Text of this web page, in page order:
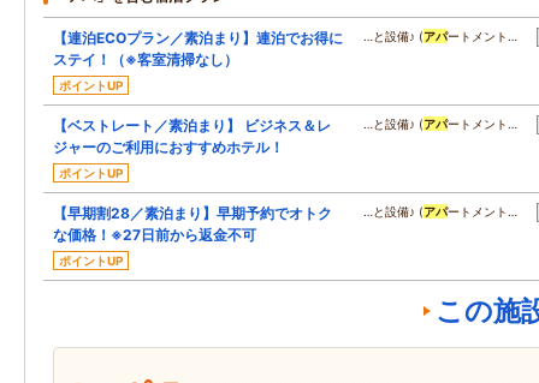
【連泊ECOプラン／素泊まり】連泊でお得に
ステイ！（※客室清掃なし）
ポイントUP
…と設備♪ (アパートメント…
【ベストレート／素泊まり】 ビジネス＆レ
ジャーのご利用におすすめホテル！
ポイントUP
…と設備♪ (アパートメント…
【早期割28／素泊まり】早期予約でオトク
な価格！※27日前から返金不可
ポイントUP
…と設備♪ (アパートメント…
この施